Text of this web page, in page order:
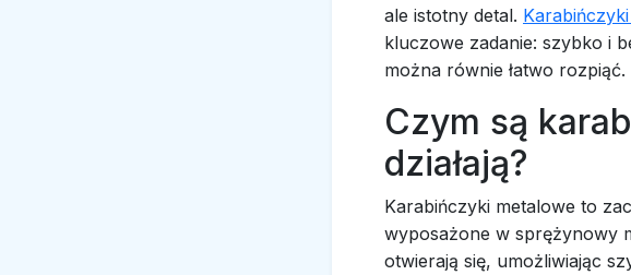
ale istotny detal.
kluczowe zadanie: szybko i
można równie łatwo rozpiąć.
Czym są
działają?
Karabińczyki metalowe to
wyposażone w sprężynowy
otwierają się, umożliwiając